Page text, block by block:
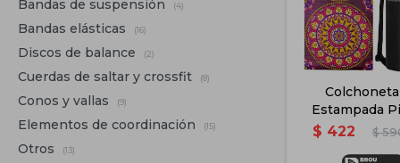
Estampada
Fitness -
$ 422 $
Bandas de suspensión (4)
Bandas elásticas (16)
Discos de balance (2)
Cuerdas de saltar y crossfit (8)
Conos y vallas (9)
Elementos de coordinación (15)
Otros (13)